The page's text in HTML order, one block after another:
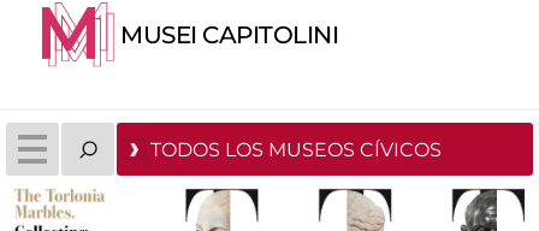
MUSEI CAPITOLINI
TODOS LOS MUSEOS CÍVICOS